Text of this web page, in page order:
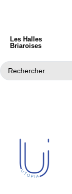
Les Halles
Briaroises